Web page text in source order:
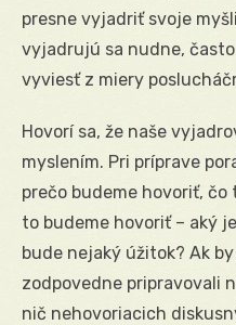
presne vyjadriť svoje
vyjadrujú sa nudne,
vyviesť z miery
Hovorí sa, že naše
myslením. Pri príprave
prečo budeme hovoriť,
to budeme hovoriť – aký
bude nejaký úžitok? Ak
zodpovedne pripravovali
nič nehovoriacich